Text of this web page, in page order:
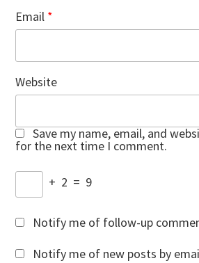
Email *
Website
Save my name, email, and
for the next time I comment.
+ 2 = 9
Notify me of follow-up
Notify me of new posts by